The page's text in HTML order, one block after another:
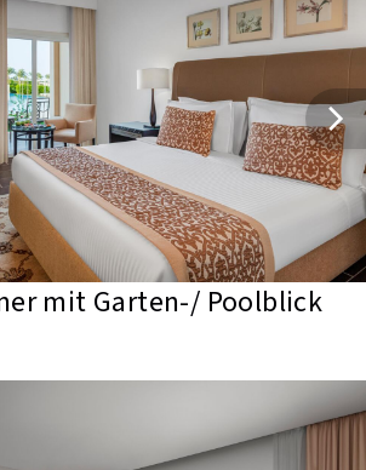
mit Garten-/ Poolblick